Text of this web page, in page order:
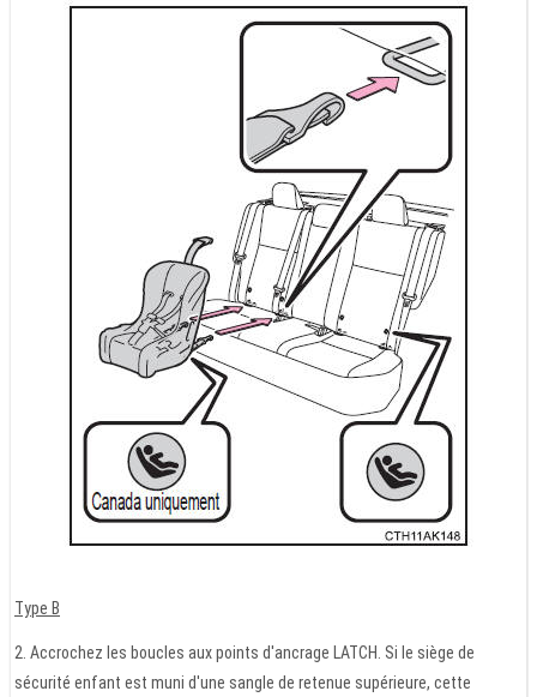
Type B
2. Accrochez les boucles aux points d'ancrage LATCH. Si le siège de
sécurité enfant est muni d'une sangle de retenue supérieure, cette